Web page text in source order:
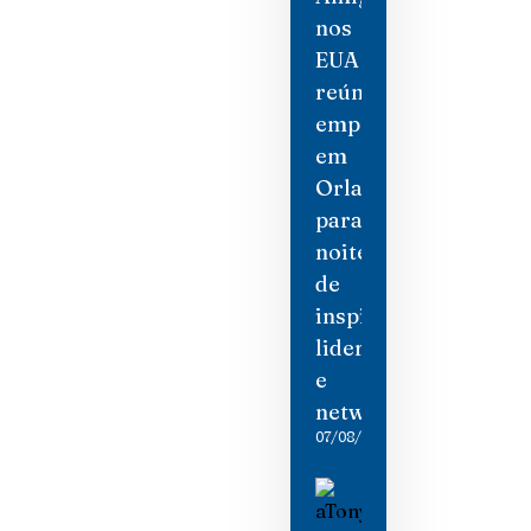
nos
EUA
reúne
empresárias
em
Orlando
para
noite
de
inspiração,
liderança
e
networking
07/08/2026